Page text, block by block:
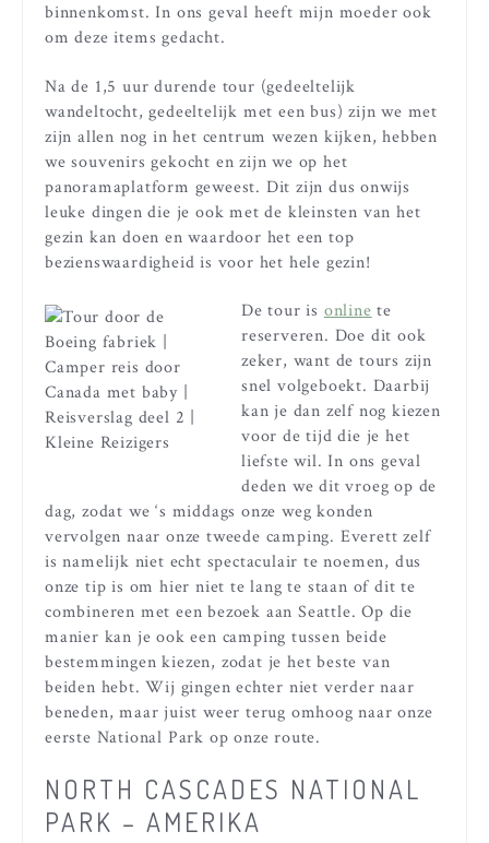
binnenkomst. In ons geval heeft mijn moeder ook
om deze items gedacht.
Na de 1,5 uur durende tour (gedeeltelijk
wandeltocht, gedeeltelijk met een bus) zijn we met
zijn allen nog in het centrum wezen kijken, hebben
we souvenirs gekocht en zijn we op het
panoramaplatform geweest. Dit zijn dus onwijs
leuke dingen die je ook met de kleinsten van het
gezin kan doen en waardoor het een top
bezienswaardigheid is voor het hele gezin!
De tour is online te
reserveren. Doe dit ook
zeker, want de tours zijn
snel volgeboekt. Daarbij
kan je dan zelf nog kiezen
voor de tijd die je het
liefste wil. In ons geval
deden we dit vroeg op de
dag, zodat we ‘s middags onze weg konden
vervolgen naar onze tweede camping. Everett zelf
is namelijk niet echt spectaculair te noemen, dus
onze tip is om hier niet te lang te staan of dit te
combineren met een bezoek aan Seattle. Op die
manier kan je ook een camping tussen beide
bestemmingen kiezen, zodat je het beste van
beiden hebt. Wij gingen echter niet verder naar
beneden, maar juist weer terug omhoog naar onze
eerste National Park op onze route.
NORTH CASCADES NATIONAL
PARK – AMERIKA